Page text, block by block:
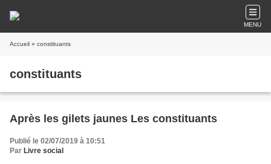
MENU
Accueil » constituants
constituants
Après les gilets jaunes Les constituants
Publié le 02/07/2019 à 10:51
Par Livre social